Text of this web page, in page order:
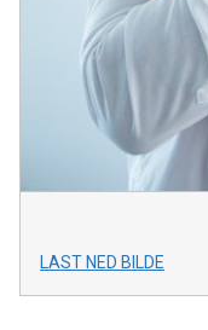
LAST NED BILDE